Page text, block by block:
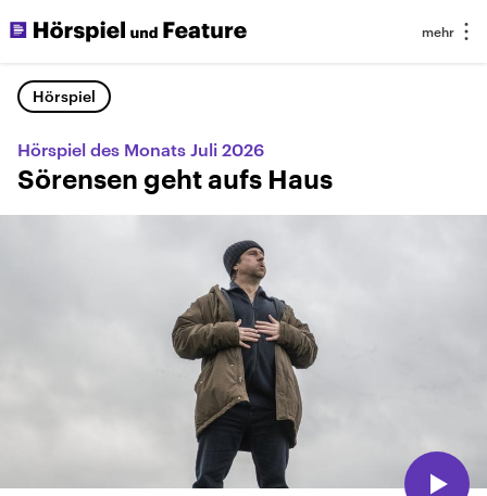
Hörspiel
Hörspiel des Monats Juli 2026
Sörensen geht aufs Haus